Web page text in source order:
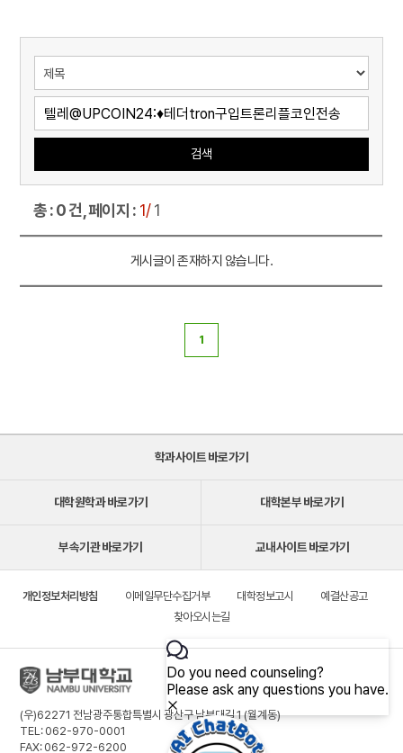
검색
총 : 0 건, 페이지 : 1/1
게시글이 존재하지 않습니다.
1
학과사이트 바로가기
대학원학과 바로가기 대학본부 바로가기
부속기관 바로가기 교내사이트 바로가기
개인정보처리방침 이메일무단수집거부 대학정보고시
예결산공고
찾아오시는길
(우)62271 전남광주통합특별시 광산구 남부대길 1 (월계동)
TEL: 062-970-0001
FAX: 062-972-6200